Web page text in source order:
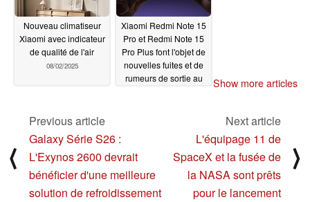
Nouveau climatiseur
Xiaomi avec indicateur
de qualité de l'air
08/02/2025
Xiaomi Redmi Note 15
Pro et Redmi Note 15
Pro Plus font l'objet de
nouvelles fuites et de
rumeurs de sortie au
Show more articles
⟨
Previous article
Galaxy Série S26 :
L'Exynos 2600 devrait
bénéficier d'une meilleure
solution de refroidissement
Next article
L'équipage 11 de
SpaceX et la fusée de
la NASA sont prêts
pour le lancement
⟩